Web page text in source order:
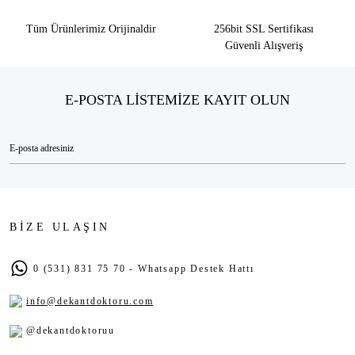
Tüm Ürünlerimiz Orijinaldir
256bit SSL Sertifikası
Güvenli Alışveriş
E-POSTA LİSTEMİZE KAYIT OLUN
BİZE ULAŞIN
0 (531) 831 75 70 - Whatsapp Destek Hattı
info@dekantdoktoru.com
@dekantdoktoruu